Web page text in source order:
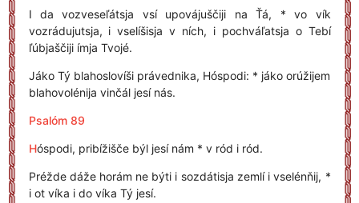
I da vozveseľátsja vsí upovájuščiji na Ťá, * vo vík
vozrádujutsja, i vselíšisja v ních, i pochváľatsja o Tebí
ľúbjaščiji ímja Tvojé.
Jáko Tý blahoslovíši právednika, Hóspodi: * jáko orúžijem
blahovolénija vinčál jesí nás.
Psalóm 89
Hóspodi, pribížišče býl jesí nám * v ród i ród.
Préžde dáže horám ne býti i sozdátisja zemlí i vselénňij, *
i ot víka i do víka Tý jesí.